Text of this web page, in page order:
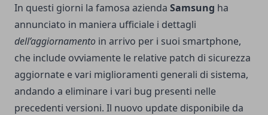
In questi giorni la famosa azienda Samsung ha
annunciato in maniera ufficiale i dettagli
dell’aggiornamento in arrivo per i suoi smartphone,
che include ovviamente le relative patch di sicurezza
aggiornate e vari miglioramenti generali di sistema,
andando a eliminare i vari bug presenti nelle
precedenti versioni. Il nuovo update disponibile da